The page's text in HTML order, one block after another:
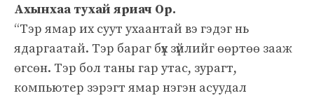
Ахынхаа тухай яриач Ор.
“Тэр ямар их суут ухаантай вэ гэдэг нь
ядаргаатай. Тэр бараг бүх зүйлийг өөртөө зааж
өгсөн. Тэр бол таны гар утас, зурагт,
компьютер зэрэгт ямар нэгэн асуудал